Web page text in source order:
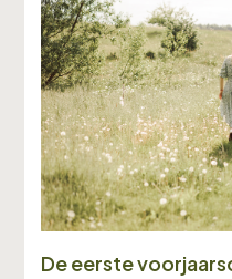
De eerste